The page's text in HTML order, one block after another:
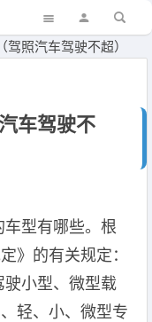
照汽车驾驶不超）
车驾驶不
型有哪些。根
》的有关规定：
驶小型、微型载
轻、小、微型专